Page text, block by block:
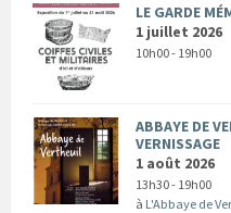
LE GARDE
1 juillet 2026
10h00 - 19h00
ABBAYE DE
VERNISSAGE
1 août 2026
13h30 - 19h00
à L'Abbaye de